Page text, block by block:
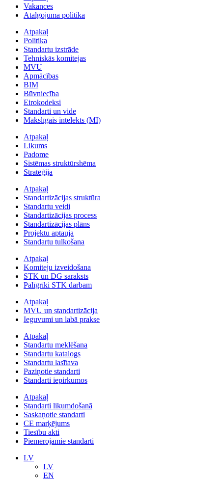
Vakances
Atalgojuma politika
Atpakaļ
Politika
Standartu izstrāde
Tehniskās komitejas
MVU
Apmācības
BIM
Būvniecība
Eirokodeksi
Standarti un vide
Mākslīgais intelekts (MI)
Atpakaļ
Likums
Padome
Sistēmas struktūrshēma
Stratēģija
Atpakaļ
Standartizācijas struktūra
Standartu veidi
Standartizācijas process
Standartizācijas plāns
Projektu aptauja
Standartu tulkošana
Atpakaļ
Komiteju izveidošana
STK un DG saraksts
Palīgrīki STK darbam
Atpakaļ
MVU un standartizācija
Ieguvumi un labā prakse
Atpakaļ
Standartu meklēšana
Standartu katalogs
Standartu lasītava
Paziņotie standarti
Standarti iepirkumos
Atpakaļ
Standarti likumdošanā
Saskaņotie standarti
CE marķējums
Tiesību akti
Piemērojamie standarti
LV
LV
EN